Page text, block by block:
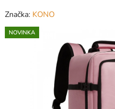
Značka: KONO
NOVINKA